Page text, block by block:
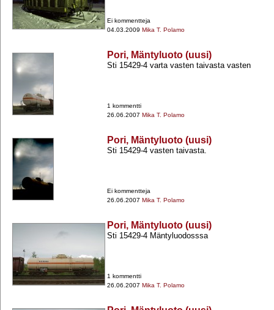
Ei kommentteja
04.03.2009 Mika T. Polamo
Pori, Mäntyluoto (uusi)
Sti 15429-​4 varta vasten taivasta vasten
1 kommentti
26.06.2007 Mika T. Polamo
Pori, Mäntyluoto (uusi)
Sti 15429-​4 vasten taivasta.
Ei kommentteja
26.06.2007 Mika T. Polamo
Pori, Mäntyluoto (uusi)
Sti 15429-​4 Mäntyluodosssa
1 kommentti
26.06.2007 Mika T. Polamo